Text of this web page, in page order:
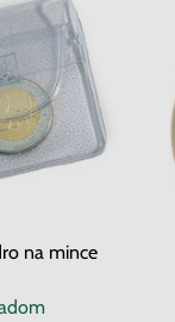
na mince